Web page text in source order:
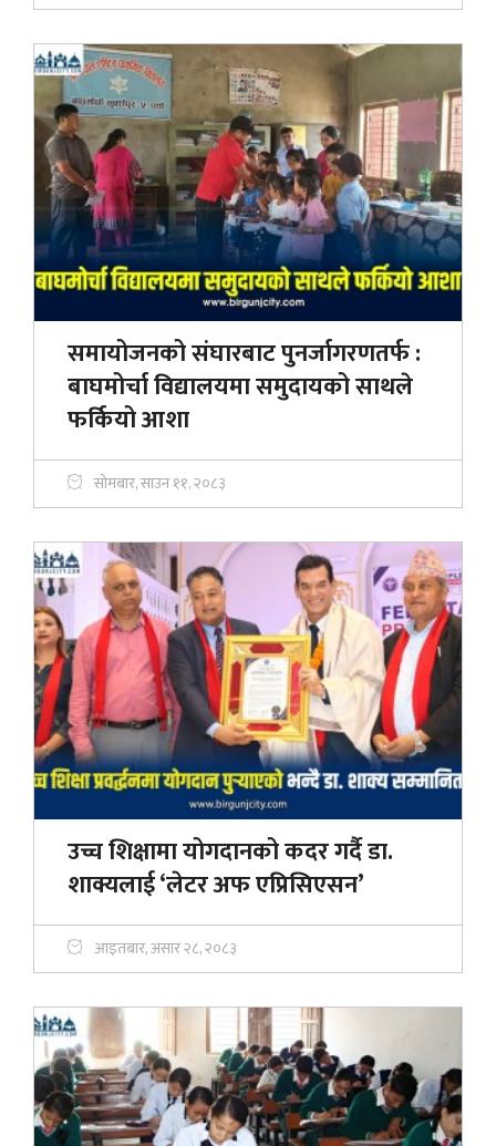
समायोजनको संघारबाट पुनर्जागरणतर्फ :
बाघमोर्चा विद्यालयमा समुदायको साथले
फर्कियो आशा
सोमबार, साउन ११, २०८३
उच्च शिक्षामा योगदानको कदर गर्दै डा.
शाक्यलाई ‘लेटर अफ एप्रिसिएसन’
आइतबार, असार २८, २०८३